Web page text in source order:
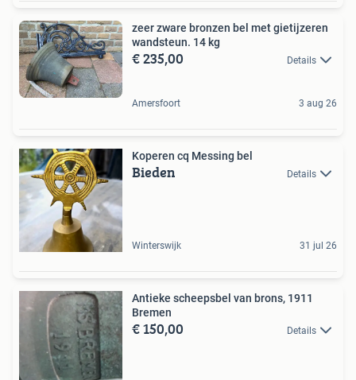
zeer zware bronzen bel met gietijzeren
wandsteun. 14 kg
€ 235,00 Details
Amersfoort 3 aug 26
Koperen cq Messing bel
Bieden Details
Winterswijk 31 jul 26
Antieke scheepsbel van brons, 1911
Bremen
€ 150,00 Details